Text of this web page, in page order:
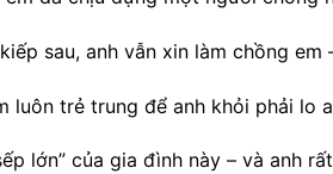
sau, anh vẫn xin làm chồng
luôn trẻ trung để anh khỏi phải lo
lớn” của gia đình này – và anh